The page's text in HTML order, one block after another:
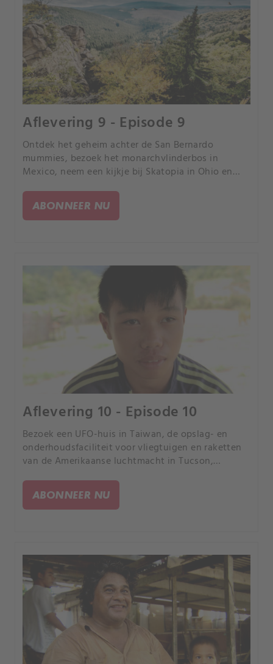
Aflevering 9 - Episode 9
Ontdek het geheim achter de San Bernardo
mummies, bezoek het monarchvlinderbos in
Mexico, neem een kijkje bij Skatopia in Ohio en
ABONNEER NU
Aflevering 10 - Episode 10
Bezoek een UFO-huis in Taiwan, de opslag- en
onderhoudsfaciliteit voor vliegtuigen en raketten
van de Amerikaanse luchtmacht in Tucson,
oorlogsmunitie als alledaagse voorwerpen
gebruikt.
ABONNEER NU